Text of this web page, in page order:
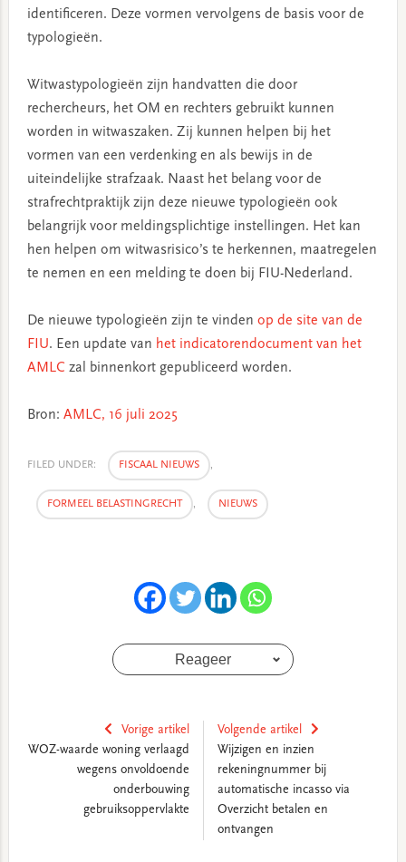
identificeren. Deze vormen vervolgens de basis voor de
typologieën.
Witwastypologieën zijn handvatten die door
rechercheurs, het OM en rechters gebruikt kunnen
worden in witwaszaken. Zij kunnen helpen bij het
vormen van een verdenking en als bewijs in de
uiteindelijke strafzaak. Naast het belang voor de
strafrechtpraktijk zijn deze nieuwe typologieën ook
belangrijk voor meldingsplichtige instellingen. Het kan
hen helpen om witwasrisico’s te herkennen, maatregelen
te nemen en een melding te doen bij FIU-Nederland.
De nieuwe typologieën zijn te vinden op de site van de
FIU. Een update van het indicatorendocument van het
AMLC zal binnenkort gepubliceerd worden.
Bron: AMLC, 16 juli 2025
FILED UNDER: FISCAAL NIEUWS ,
FORMEEL BELASTINGRECHT , NIEUWS
Reageer
Vorige artikel
WOZ-waarde woning verlaagd
wegens onvoldoende
onderbouwing
gebruiksoppervlakte
Volgende artikel
Wijzigen en inzien
rekeningnummer bij
automatische incasso via
Overzicht betalen en
ontvangen